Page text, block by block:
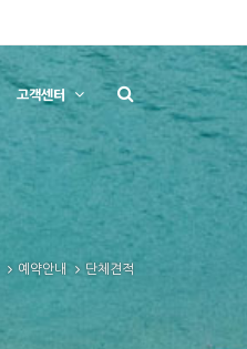
고객센터
예약안내 단체견적